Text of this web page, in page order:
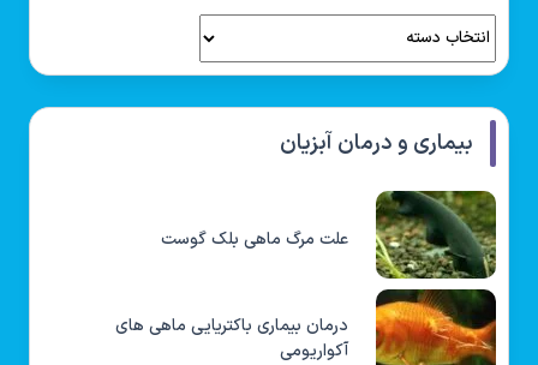
بیماری و درمان آبزیان
علت مرگ ماهی بلک گوست
درمان بیماری باکتریایی ماهی های
آکواریومی